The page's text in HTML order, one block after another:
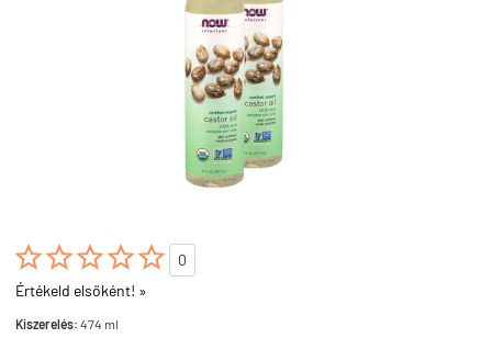

0
Értékeld elsőként! »
Kiszerelés: 474 ml